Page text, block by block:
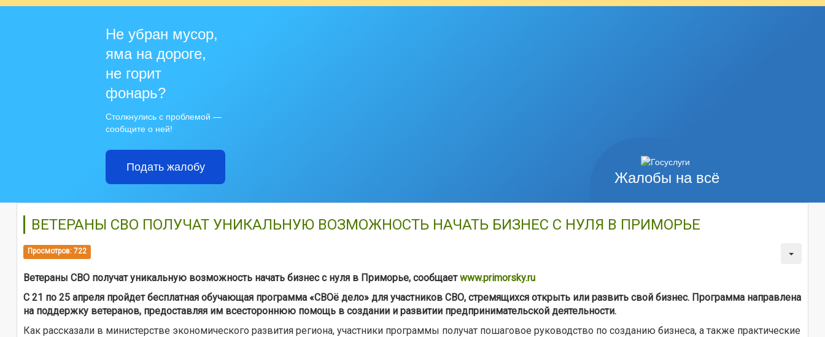
Жалобы на всё
Не убран мусор,
яма на дороге,
не горит
фонарь?
Столкнулись с проблемой —
сообщите о ней!
Подать жалобу
ВЕТЕРАНЫ СВО ПОЛУЧАТ УНИКАЛЬНУЮ ВОЗМОЖНОСТЬ НАЧАТЬ БИЗНЕС С НУЛЯ В ПРИМОРЬЕ
Просмотров: 722
Ветераны СВО получат уникальную возможность начать бизнес с нуля в Приморье, сообщаетwww.primorsky.ru
С 21 по 25 апреля пройдет бесплатная обучающая программа «СВОё дело» для участников СВО, стремящихся открыть или развить свой бизнес. Программа направлена
на поддержку ветеранов, предоставляя им всестороннюю помощь в создании и развитии предпринимательской деятельности.
Как рассказали в министерстве экономического развития региона, участники программы получат пошаговое руководство по созданию бизнеса, а также практические